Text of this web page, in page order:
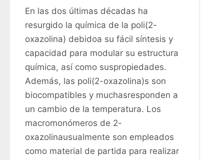
En las dos últimas décadas ha
resurgido la química de la poli(2-
oxazolina) debidoa su fácil síntesis y
capacidad para modular su estructura
química, así como suspropiedades.
Además, las poli(2-oxazolina)s son
biocompatibles y muchasresponden a
un cambio de la temperatura. Los
macromonómeros de 2-
oxazolinausualmente son empleados
como material de partida para realizar